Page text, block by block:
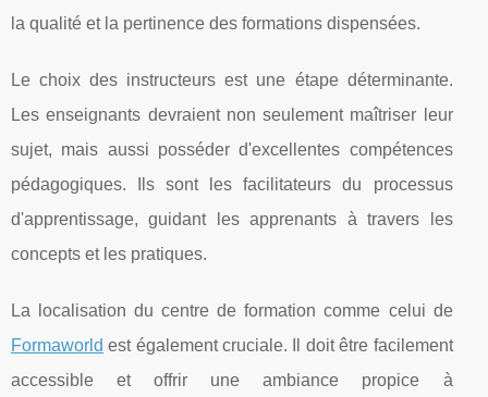
la qualité et la pertinence des formations dispensées.
Le choix des instructeurs est une étape déterminante.
Les enseignants devraient non seulement maîtriser leur
sujet, mais aussi posséder d'excellentes compétences
pédagogiques. Ils sont les facilitateurs du processus
d'apprentissage, guidant les apprenants à travers les
concepts et les pratiques.
La localisation du centre de formation comme celui de
Formaworld est également cruciale. Il doit être facilement
accessible et offrir une ambiance propice à